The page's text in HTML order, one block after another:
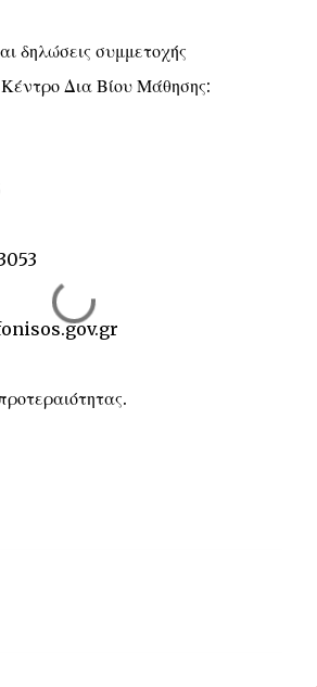
δηλώσεις συμμετοχής
Δια Βίου Μάθησης: